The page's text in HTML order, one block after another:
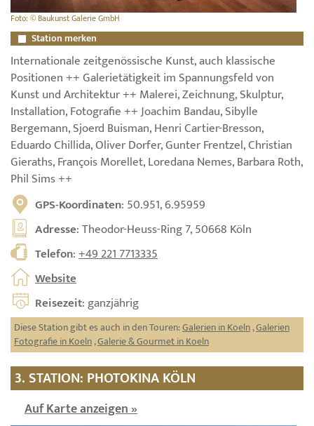
Foto: © Baukunst Galerie GmbH
Station merken
Internationale zeitgenössische Kunst, auch klassische
Positionen ++ Galerietätigkeit im Spannungsfeld von
Kunst und Architektur ++ Malerei, Zeichnung, Skulptur,
Installation, Fotografie ++ Joachim Bandau, Sibylle
Bergemann, Sjoerd Buisman, Henri Cartier-Bresson,
Eduardo Chillida, Oliver Dorfer, Gunter Frentzel, Christian
Gieraths, François Morellet, Loredana Nemes, Barbara Roth,
Phil Sims ++
GPS-Koordinaten: 50.951, 6.95959
Adresse: Theodor-Heuss-Ring 7, 50668 Köln
Telefon:+49 221 7713335
Website
Reisezeit: ganzjährig
Diese Station gibt es auch in den Touren:Galerien in Koeln,Galerien
Fotografie in Koeln,Galerie & Gourmet in Koeln
3. STATION: PHOTOKINA KÖLN
Auf Karte anzeigen »